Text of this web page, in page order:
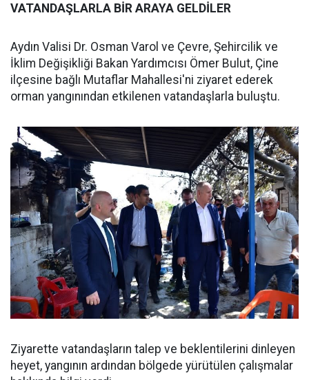
VATANDAŞLARLA BİR ARAYA GELDİLER
Aydın Valisi Dr. Osman Varol ve Çevre, Şehircilik ve
İklim Değişikliği Bakan Yardımcısı Ömer Bulut, Çine
ilçesine bağlı Mutaflar Mahallesi'ni ziyaret ederek
orman yangınından etkilenen vatandaşlarla buluştu.
Ziyarette vatandaşların talep ve beklentilerini dinleyen
heyet, yangının ardından bölgede yürütülen çalışmalar